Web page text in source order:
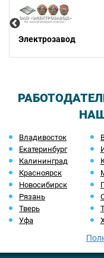
Электрозавод
Владивосток
Екатеринбург
Калининград
Красноярск
Новосибирск
Рязань
Тверь
Уфа